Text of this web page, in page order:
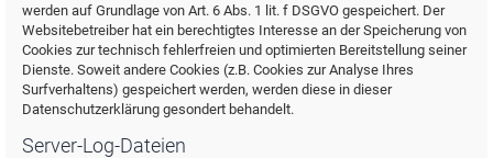
werden auf Grundlage von Art. 6 Abs. 1 lit. f DSGVO gespeichert. Der
Websitebetreiber hat ein berechtigtes Interesse an der Speicherung von
Cookies zur technisch fehlerfreien und optimierten Bereitstellung seiner
Dienste. Soweit andere Cookies (z.B. Cookies zur Analyse Ihres
Surfverhaltens) gespeichert werden, werden diese in dieser
Datenschutzerklärung gesondert behandelt.
Server-Log-Dateien